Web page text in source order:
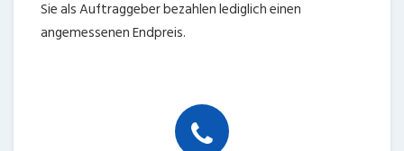
Sie als Auftraggeber bezahlen lediglich einen
angemessenen Endpreis.